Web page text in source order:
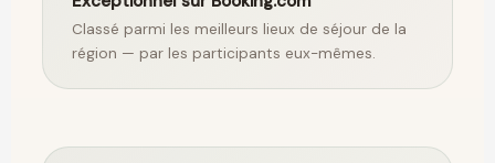
Classé parmi les meilleurs lieux de séjour de la
région — par les participants eux-mêmes.